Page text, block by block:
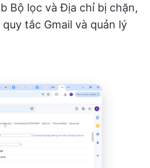
Bộ lọc và Địa chỉ bị chặn,
tắc Gmail và quản lý